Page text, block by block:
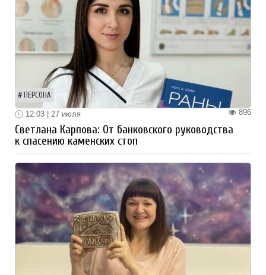
ПЕРСОНА
896
12:03 | 27 июля
Светлана Карпова: От банковского руководства
к спасению каменских стоп